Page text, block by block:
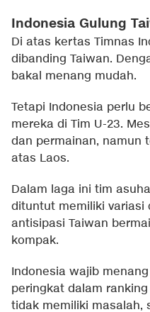
Indonesia Gulung
Di atas kertas Timnas
dibanding Taiwan.
bakal menang mudah.
Tetapi Indonesia perlu
mereka di Tim U-23.
dan permainan, namun
atas Laos.
Dalam laga ini tim
dituntut memiliki variasi
antisipasi Taiwan
kompak.
Indonesia wajib
peringkat dalam ranking
tidak memiliki masalah,